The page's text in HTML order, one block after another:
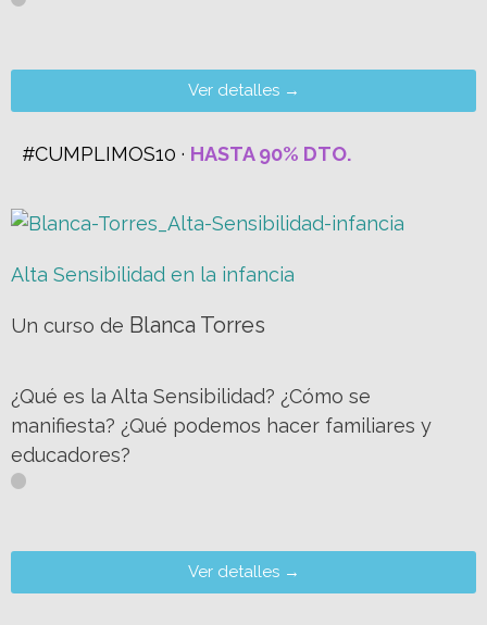
Ver detalles →
#CUMPLIMOS10 · HASTA 90% DTO.
Alta Sensibilidad en la infancia
Un curso de Blanca Torres
¿Qué es la Alta Sensibilidad? ¿Cómo se
manifiesta? ¿Qué podemos hacer familiares y
educadores?
Ver detalles →